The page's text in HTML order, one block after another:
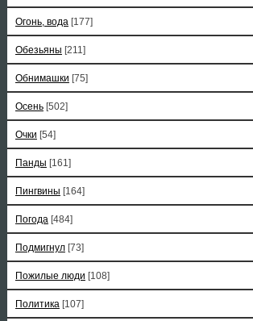
Огонь, вода [177]
Обезьяны [211]
Обнимашки [75]
Осень [502]
Очки [54]
Панды [161]
Пингвины [164]
Погода [484]
Подмигнул [73]
Пожилые люди [108]
Политика [107]